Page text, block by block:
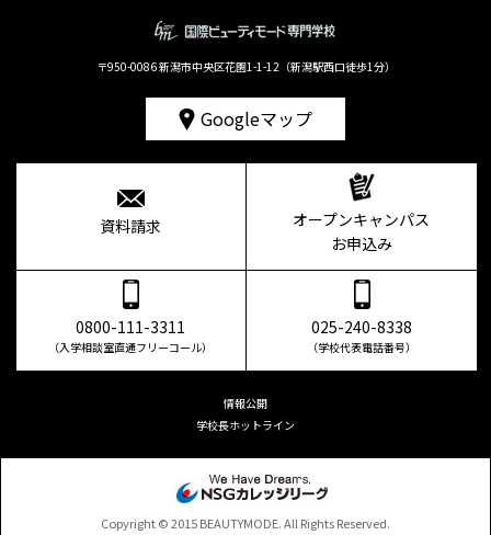
〒950-0086 新潟市中央区花園1-1-12（新潟駅西口徒歩1分）
Googleマップ
資料請求
オープンキャンパス
お申込み
0800-111-3311
（入学相談室直通フリーコール）
025-240-8338
（学校代表電話番号）
情報公開
学校長ホットライン
Copyright © 2015 BEAUTYMODE. All Rights Reserved.